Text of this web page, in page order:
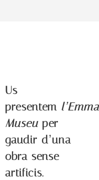
Us
presentem
Museuper
gaudir d’una
obra sense
artificis.